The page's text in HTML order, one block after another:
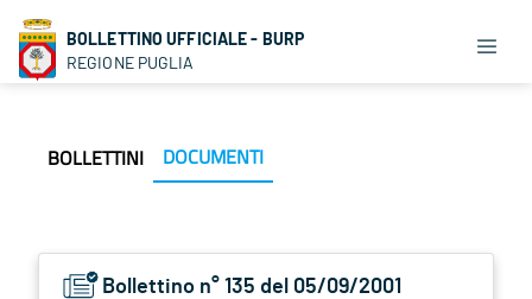
BOLLETTINO UFFICIALE - BURP
REGIONE PUGLIA
BOLLETTINI DOCUMENTI
Bollettino n° 135 del 05/09/2001